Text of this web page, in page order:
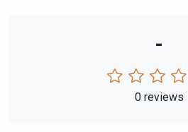
-
0 reviews